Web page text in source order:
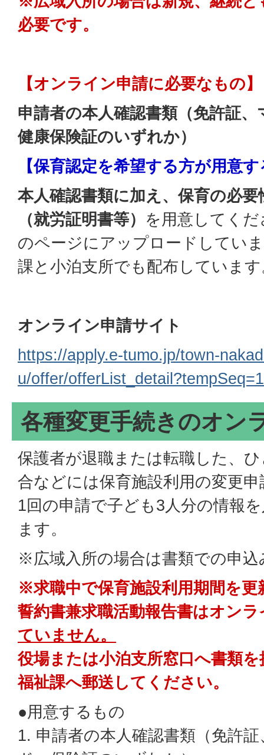
必要です。
【オンライン申請に必要なもの】
申請者の本人確認書類（免許証
健康保険証のいずれか）
【保育認定を希望する方が用意
本人確認書類に加え、保育の必
（就労証明書等） を用意してく
のページにアップロードしてい
課と小泊支所でも配布していま
オンライン申請サイト
https://apply.e-tumo.jp/town-
u/offer/
各種変更手続きのオン
保護者が退職または転職した、
合などには保育施設利用の変更
1回の申請で子ども3人分の情報
ます。
※広域入所の場合は書類での申込
※求職中で保育施設利用期間を更
誓約書兼求職活動報告書はオン
ていません。
役場または小泊支所窓口へ書類
福祉課へ郵送してください。
●用意するもの
1. 申請者の本人確認書類（免許